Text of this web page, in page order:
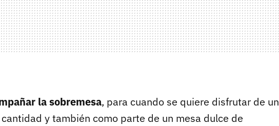
la sobremesa, para cuando se quiere disfrutar de un
y también como parte de un mesa dulce de